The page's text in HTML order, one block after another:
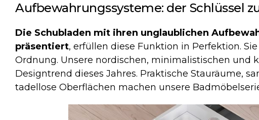
Aufbewahrungssysteme: der Schlüssel
Die Schubladen mit ihren unglaublichen
präsentiert, erfüllen diese Funktion in Perfektion.
Ordnung. Unsere nordischen, minimalistischen und
Designtrend dieses Jahres. Praktische Stauräume,
tadellose Oberflächen machen unsere